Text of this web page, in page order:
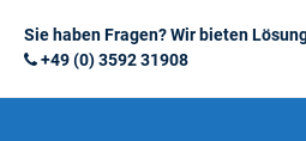
Sie haben Fragen? Wir bieten
+49 (0) 3592 31908